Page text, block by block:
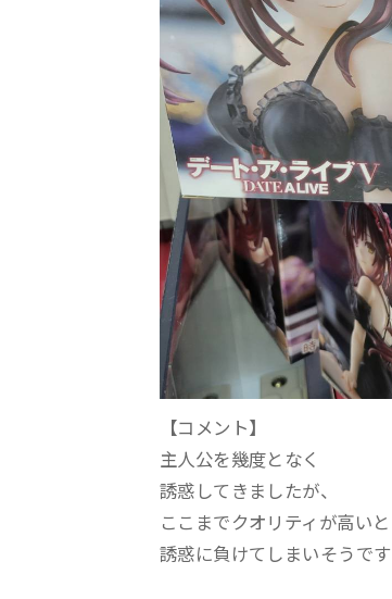
【コメント】
主人公を幾度となく
誘惑してきましたが、
ここまでクオリティが高いと
誘惑に負けてしまいそうです